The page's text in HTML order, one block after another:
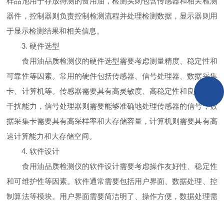
器件，控制器则负责控制检测流程并处理检测数据，显示器则用
于显示检测结果和相关信息。
3. 硬件选型
食用油品质检测仪的硬件选型需要考虑测量精度、稳定性和
可靠性等因素。常用的硬件包括传感器、信号处理器、数据采集
卡、计算机等。传感器需要具有高灵敏度、高稳定性和良好的抗
干扰能力，信号处理器则需要能够准确地处理传感器的信号，数
据采集卡需要具有高采样率和大存储容量，计算机则需要具有高
速计算能力和大存储空间。
4. 软件设计
食用油品质检测仪的软件设计需要考虑操作友好性、稳定性
和可维护性等因素。软件通常需要包括用户界面、数据处理、控
制算法等模块。用户界面需要简洁明了、操作方便，数据处理需